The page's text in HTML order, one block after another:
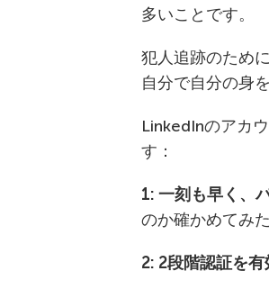
多いことです。
犯人追跡のため
自分で自分の身
LinkedInのアカ
す：
1: 一刻も早く、
のか確かめてみ
2: 2段階認証を有